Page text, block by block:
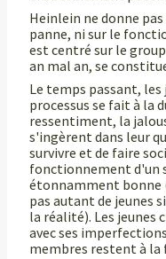
Heinlein ne donne
panne, ni sur le
est centré sur le
an mal an, se
Le temps passant, les
processus se fait à la
ressentiment, la
s'ingèrent dans leur
survivre et de faire
fonctionnement d'un
étonnamment
pas autant de jeunes
la réalité). Les jeunes
avec ses
membres restent à la